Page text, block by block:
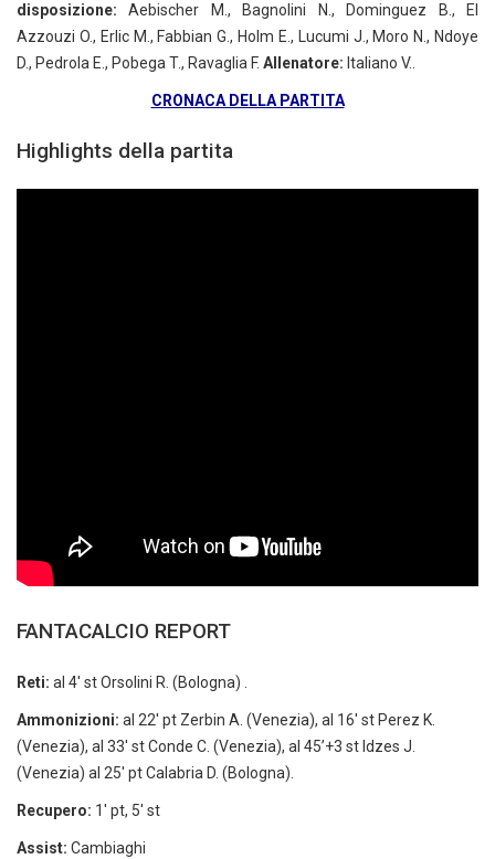
disposizione: Aebischer M., Bagnolini N., Dominguez B., El
Azzouzi O., Erlic M., Fabbian G., Holm E., Lucumi J., Moro N., Ndoye
D., Pedrola E., Pobega T., Ravaglia F. Allenatore: Italiano V..
CRONACA DELLA PARTITA
Highlights della partita
FANTACALCIO REPORT
Reti: al 4′ st Orsolini R. (Bologna) .
Ammonizioni: al 22′ pt Zerbin A. (Venezia), al 16′ st Perez K.
(Venezia), al 33′ st Conde C. (Venezia), al 45’+3 st Idzes J.
(Venezia) al 25′ pt Calabria D. (Bologna).
Recupero: 1′ pt, 5′ st
Assist: Cambiaghi